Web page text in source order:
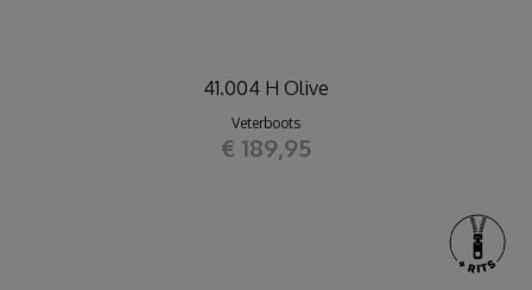
41.004 H Olive
Veterboots
€ 189,95